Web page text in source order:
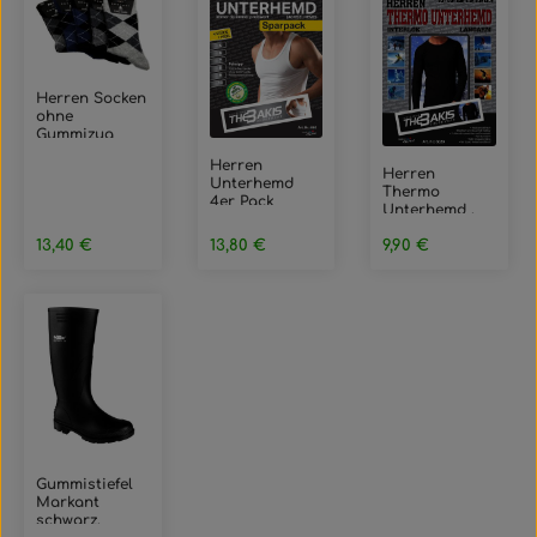
Herren Socken
ohne
Gummizug
Regulärer Preis:
13,40 €
Herren
Unterhemd
4er Pack
Farbe: weiß,
Größe 8
Regulärer Preis:
13,80 €
Herren
Thermo
Unterhemd ,
anthrazit,
Regulärer Preis:
9,90 €
Gummistiefel
Markant
schwarz,